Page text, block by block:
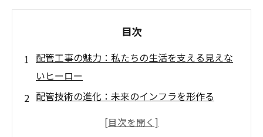
目次
配管工事の魅力：私たちの生活を支える見えな
いヒーロー
配管技術の進化：未来のインフラを形作る
持続可能な社会に向けた配管工事の役割